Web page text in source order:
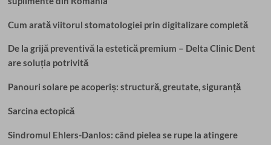
Cum arată viitorul stomatologiei prin digitalizare completă
De la grijă preventivă la estetică premium – Delta Clinic Dent
are soluția potrivită
Panouri solare pe acoperiș: structură, greutate, siguranță
Sarcina ectopică
Sindromul Ehlers-Danlos: când pielea se rupe la atingere